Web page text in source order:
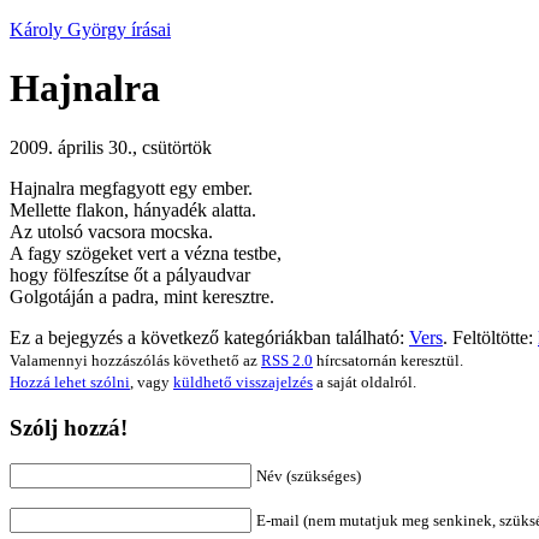
Károly György írásai
Hajnalra
2009. április 30., csütörtök
Hajnalra megfagyott egy ember.
Mellette flakon, hányadék alatta.
Az utolsó vacsora mocska.
A fagy szögeket vert a vézna testbe,
hogy fölfeszítse őt a pályaudvar
Golgotáján a padra, mint keresztre.
Ez a bejegyzés a következő kategóriákban található: Vers. Feltöltötte:
Valamennyi hozzászólás követhető az RSS 2.0 hírcsatornán keresztül.
Hozzá lehet szólni , vagy küldhető visszajelzés a saját oldalról.
Szólj hozzá!
Név (szükséges)
E-mail (nem mutatjuk meg senkinek,